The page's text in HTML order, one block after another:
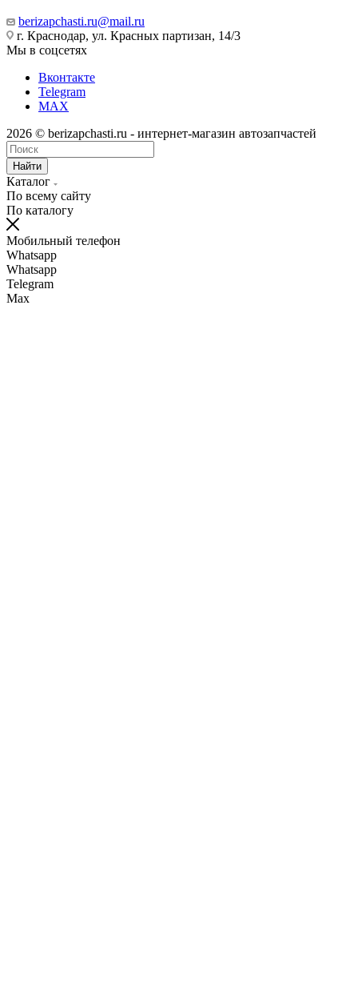
berizapchasti.ru@mail.ru
г. Краснодар, ул. Красных партизан, 14/3
Мы в соцсетях
Вконтакте
Telegram
MAX
2026 © berizapchasti.ru - интернет-магазин автозапчастей
Найти
Каталог
По всему сайту
По каталогу
Мобильный телефон
Whatsapp
Whatsapp
Telegram
Max